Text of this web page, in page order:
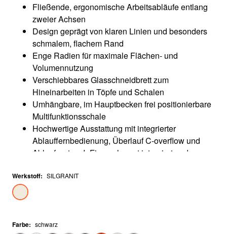
Fließende, ergonomische Arbeitsabläufe entlang
zweier Achsen
Design geprägt von klaren Linien und besonders
schmalem, flachem Rand
Enge Radien für maximale Flächen- und
Volumennutzung
Verschiebbares Glasschneidbrett zum
Hineinarbeiten in Töpfe und Schalen
Umhängbare, im Hauptbecken frei positionierbare
Multifunktionsschale
Hochwertige Ausstattung mit integrierter
Ablauffernbedienung, Überlauf C-overflow und
Ablaufsystem InFino - elegant integriert und
Werkstoff: SILGRANIT
Farbe: schwarz